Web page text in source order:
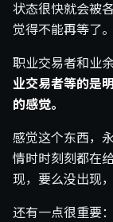
状态很快就会被
觉得不能再等了。
职业交易者和业
业交易者等的是
的感觉。
感觉这个东西，
情时时刻刻都在
现，要么没出现
还有一点很重要